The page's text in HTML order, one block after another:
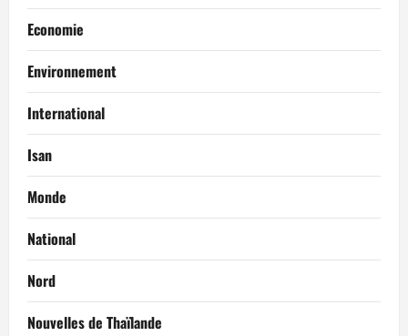
Economie
Environnement
International
Isan
Monde
National
Nord
Nouvelles de Thaïlande